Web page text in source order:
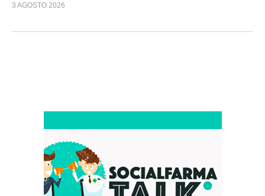
3 AGOSTO 2026